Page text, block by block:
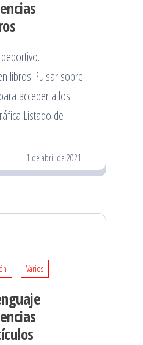
libros Pulsar sobre
acceder a los
Listado de
1 de abril de 2021
Varios